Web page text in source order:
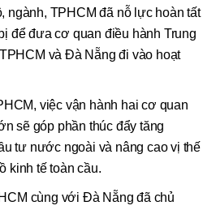
ngành, TPHCM đã nỗ lực hoàn tất
để đưa cơ quan điều hành Trung
và Đà Nẵng đi vào hoạt
việc vận hành hai cơ quan
sẽ góp phần thúc đẩy tăng
tư nước ngoài và nâng cao vị thế
kinh tế toàn cầu.
cùng với Đà Nẵng đã chủ